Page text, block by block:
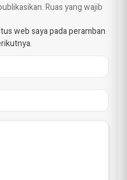
Ruas yang wajib
web saya pada peramban